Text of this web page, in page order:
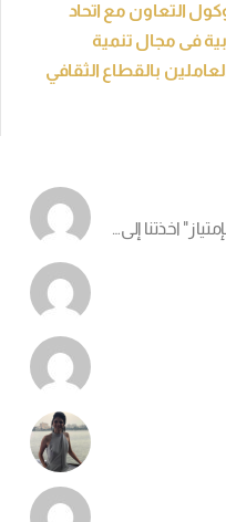
التعاون مع اتحاد
فى مجال تنمية
بالقطاع الثقافي
اخذتنا إلى…